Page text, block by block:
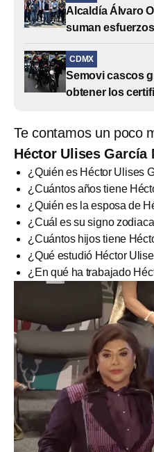
Alcaldía Álvaro
suman
CDMX
Semovi cascos
obtener los
Te contamos un poco
Héctor Ulises García
¿Quién es Héctor Ulises
¿Cuántos años tiene
¿Quién es la esposa de
¿Cuál es su signo
¿Cuántos hijos tiene
¿Qué estudió Héctor
¿En qué ha trabajado